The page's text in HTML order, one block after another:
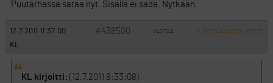
Puutarhassa sataa nyt. Sisällä ei sada. Nytkään.
12.7.2011 11:37:00 #438500 VASTAA ILMOITA ASIATON VIESTI
KL
KL kirjoitti: (12.7.2011 8:33:08)